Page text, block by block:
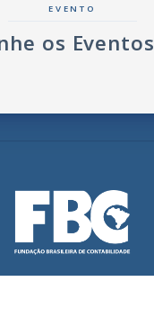
EVENTO
os